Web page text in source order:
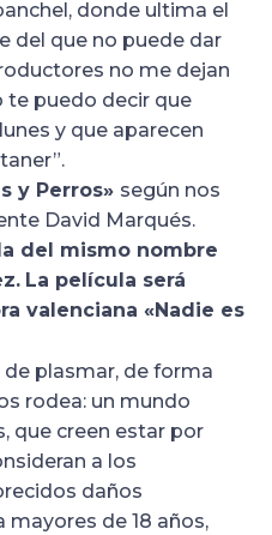
donde ultima el
del que no puede dar
no me dejan
te puedo decir que
y que aparecen
y Perros» según nos
David Marqués.
del mismo nombre
La película será
valenciana «Nadie es
de plasmar, de forma
rodea: un mundo
que creen estar por
a los
daños
mayores de 18 años,